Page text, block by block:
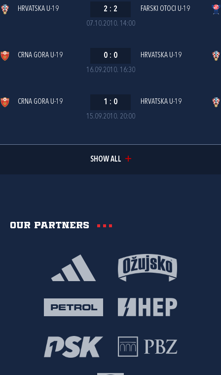
07.10.2010. 14:00
HRVATSKA U-19 2 : 2 FARSKI OTOCI U-19
16.09.2010. 16:30
CRNA GORA U-19 0 : 0 HRVATSKA U-19
15.09.2010. 20:00
CRNA GORA U-19 1 : 0 HRVATSKA U-19
SHOW ALL
Our partners